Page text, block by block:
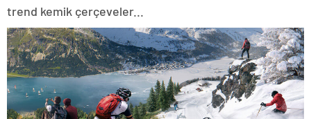
trend kemik çerçeveler...